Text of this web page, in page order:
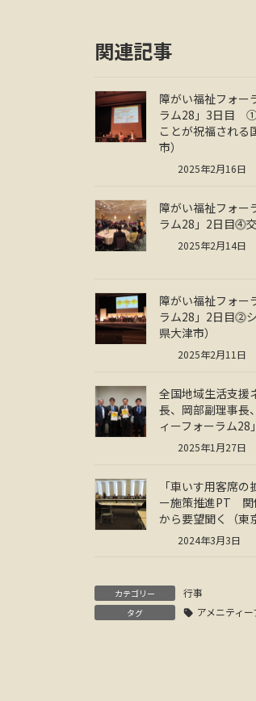
関連記事
障がい福祉フォー
ラム28」3日目 ①
ことが祝福される
市）
2025年2月16日
障がい福祉フォー
ラム28」2日目⓸
2025年2月14日
障がい福祉フォー
ラム28」2日目⓶
県大津市）
2025年2月11日
全国地域生活支
長、岡部副理事長
ィーフォーラム28
2025年1月27日
「車いす用客席
ー施策推進PT 関
から要望聞く（東
2024年3月3日
カテゴリー 行事
タグ アメニティ